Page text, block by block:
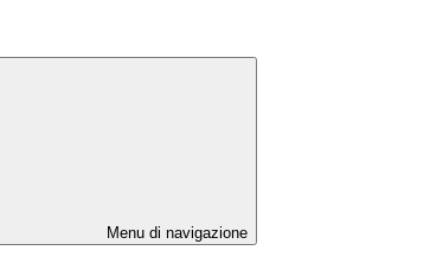
Menu di navigazione